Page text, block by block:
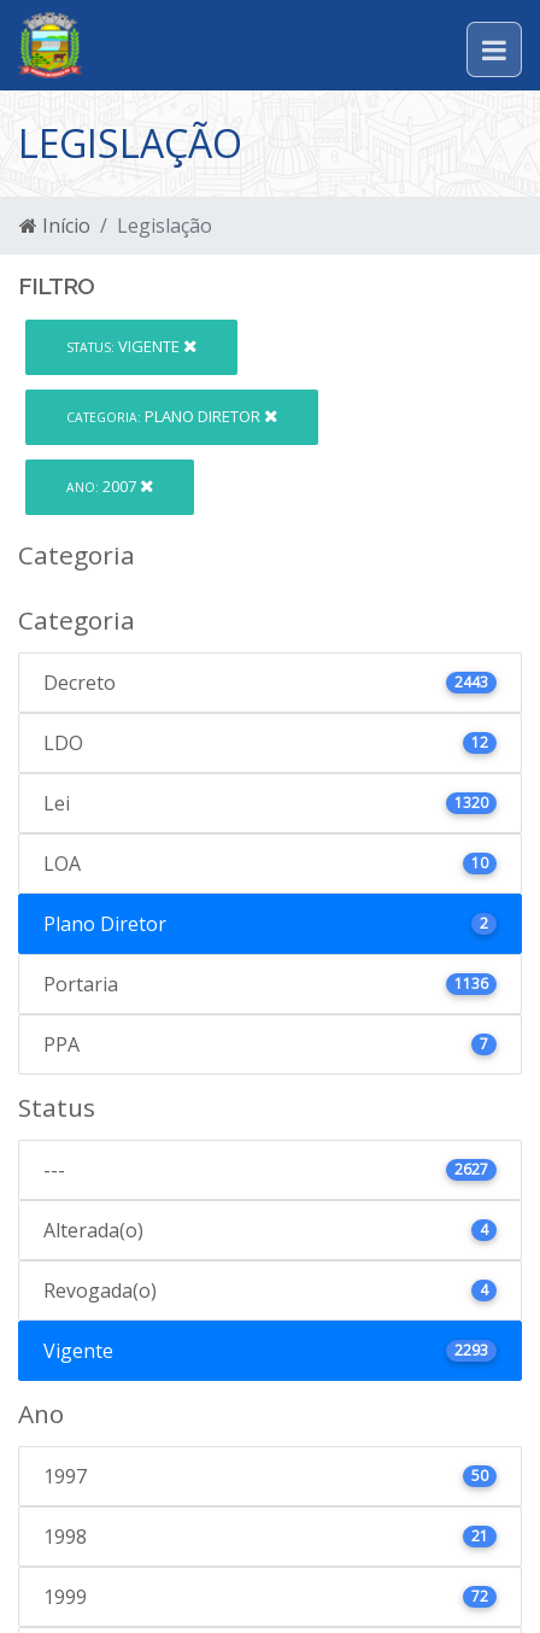
LEGISLAÇÃO
Início Legislação
FILTRO
STATUS: VIGENTE
CATEGORIA: PLANO DIRETOR
ANO: 2007
Categoria
Categoria
Decreto 2443
LDO 12
Lei 1320
LOA 10
Plano Diretor 2
Portaria 1136
PPA 7
Status
--- 2627
Alterada(o) 4
Revogada(o) 4
Vigente 2293
Ano
1997 50
1998 21
1999 72